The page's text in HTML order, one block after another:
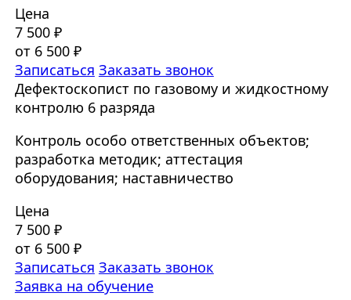
Цена
7 500 ₽
от 6 500 ₽
Записаться Заказать звонок
Дефектоскопист по газовому и жидкостному
контролю 6 разряда
Контроль особо ответственных объектов;
разработка методик; аттестация
оборудования; наставничество
Цена
7 500 ₽
от 6 500 ₽
Записаться Заказать звонок
Заявка на обучение